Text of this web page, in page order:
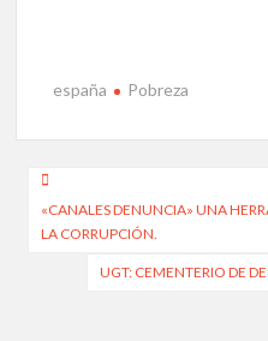
españa Pobreza
Navegación
de
entradas
«CANALES DENUNCIA» UNA
LA CORRUPCIÓN.
UGT: CEMENTERIO DE